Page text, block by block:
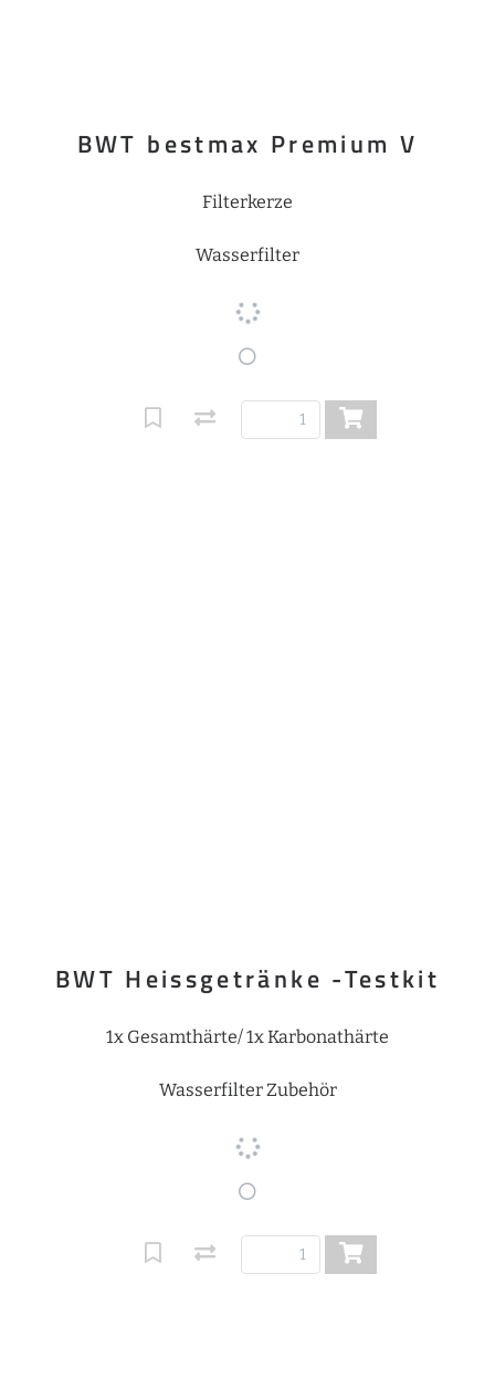
BWT bestmax Premium V
Filterkerze
Wasserfilter
BWT Heissgetränke -Testkit
1x Gesamthärte/ 1x Karbonathärte
Wasserfilter Zubehör